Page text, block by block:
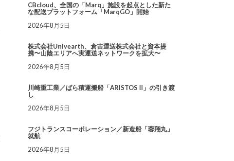
CBcloud、全国の「Marq」施設を起点とした新た
な配送プラットフォーム「MarqGO」開始
2026年8月5日
株式会社Univearth、倉吉運送株式会社と資本提
携〜山陰エリアへ実運送ネットワークを拡大〜
2026年8月5日
川崎重工業／ばら積運搬船「ARISTOS II」の引き渡
し
2026年8月5日
フジトランスコーポレーション／新造船「蓉翔丸」
就航
2026年8月5日